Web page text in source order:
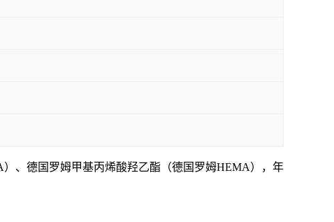
）、 德国罗姆甲基丙烯酸羟乙酯（德国罗姆HEMA），年